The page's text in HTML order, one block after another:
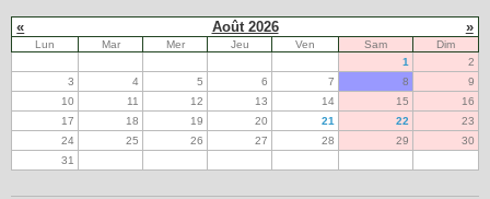
« Août 2026 »
Lun Mar Mer Jeu Ven Sam
Dim
1
2
3
4 5 6 7 8
9
10
11 12 13 14 15
16
17
18 19 20 21 22
23
24
25 26 27 28 29
30
31